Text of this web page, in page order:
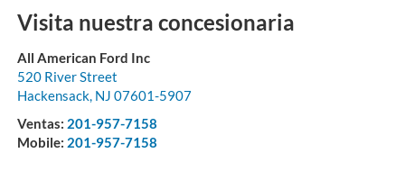
Visita nuestra concesionaria
All American Ford Inc
520 River Street
Hackensack, NJ 07601-5907
Ventas: 201-957-7158
Mobile: 201-957-7158